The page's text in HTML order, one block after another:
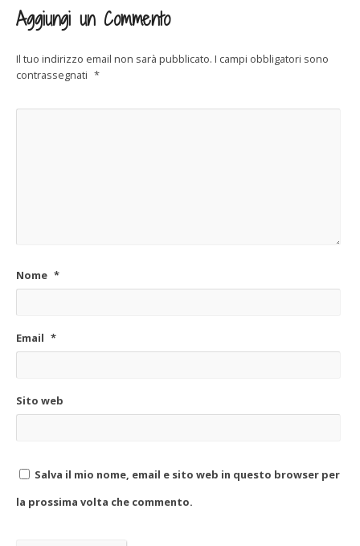
Aggiungi un Commento
Il tuo indirizzo email non sarà pubblicato. I campi obbligatori sono
contrassegnati *
Nome *
Email *
Sito web
Salva il mio nome, email e sito web in questo browser per
la prossima volta che commento.